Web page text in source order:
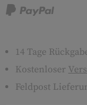
14 Tage
Kostenloser
Feldpost